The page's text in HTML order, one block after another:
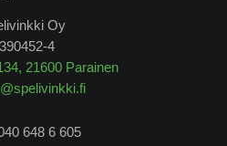
Oy
4
21600 Parainen
648 6 605